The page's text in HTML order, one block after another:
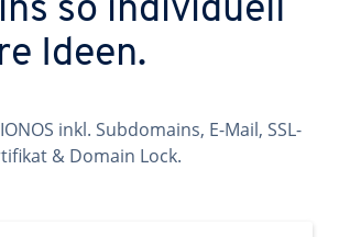
so individuell
Ideen.
inkl. Subdomains, E-Mail, SSL-
& Domain Lock.